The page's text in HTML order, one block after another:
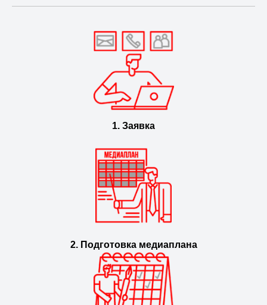
1. Заявка
2. Подготовка медиаплана